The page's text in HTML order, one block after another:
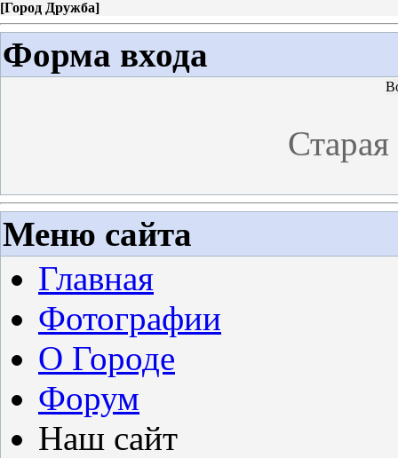
[Город Дружба]
Форма входа
Меню сайта
Главная
Фотографии
О Городе
Форум
Наш сайт